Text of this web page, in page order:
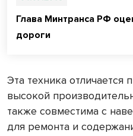
Глава Минтранса РФ
дороги
Эта техника отличается
высокой
также совместима с
для ремонта и